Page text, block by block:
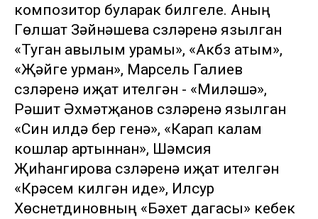
композитор буларак билгеле. Аның
Гөлшат Зәйнәшева сүзләренә язылган
«Туган авылым урамы», «Акбүз атым»,
«Җәйге урман», Марсель Галиев
сүзләренә иҗат ителгән - «Миләүшә»,
Рәшит Әхмәтҗанов сүзләренә язылган
«Син илдә бер генә», «Карап калам
кошлар артыннан», Шәмсия
Җиһангирова сүзләренә иҗат ителгән
«Күрәсем килгән иде», Илсур
Хөснетдиновның «Бәхет дагасы» кебек